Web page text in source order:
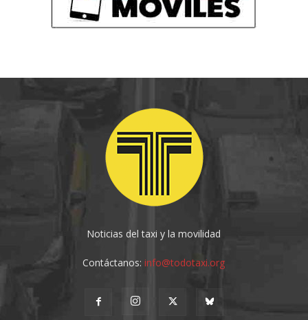
Noticias del taxi y la movilidad
Contáctanos:info@todotaxi.org